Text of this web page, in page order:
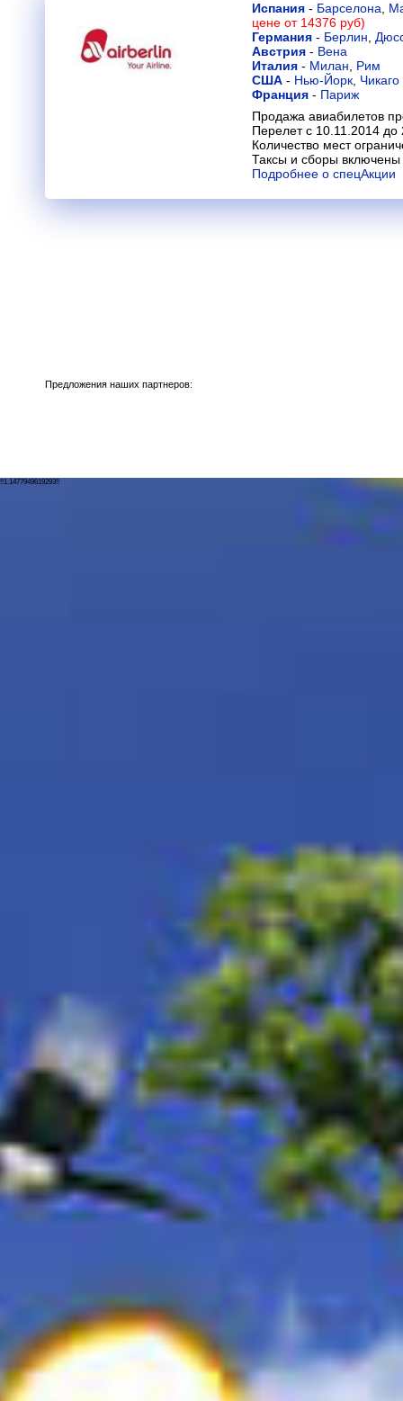
Испания - Барселона
цене от 14376 руб)
Германия - Берлин
Австрия - Вена
Италия - Милан
Рим
США - Нью-Йорк Чикаго
Франция - Париж
Продажа авиабилетов
Перелет с 10.11.2014 до
Количество мест
Таксы и сборы включены
Подробнее о спецАкции
Предложения наших партнеров:
!!1.1477949619293!!